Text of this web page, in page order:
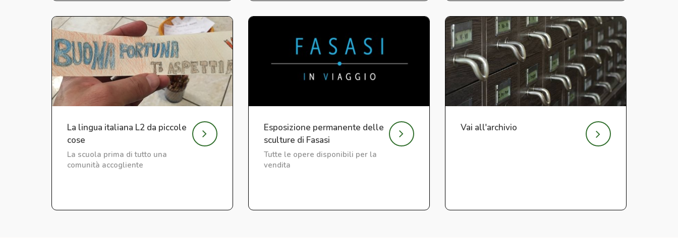
La lingua italiana L2 da piccole
cose
La scuola prima di tutto una
comunità accogliente
Esposizione permanente delle
sculture di Fasasi
Tutte le opere disponibili per la
vendita
Vai all'archivio